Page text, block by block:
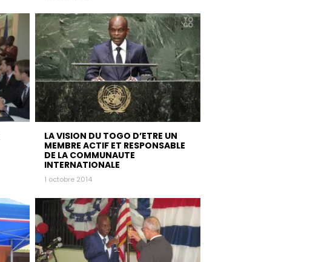
LA VISION DU TOGO D’ETRE UN
MEMBRE ACTIF ET RESPONSABLE
DE LA COMMUNAUTE
INTERNATIONALE
1 octobre 2014